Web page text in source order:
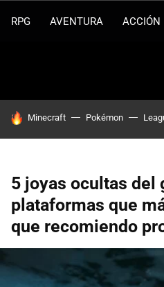
RPG AVENTURA ACCIÓN
HOY SE HABLA DE
Minecraft Pokémon
5 joyas ocultas del
plataformas que
que recomiendo